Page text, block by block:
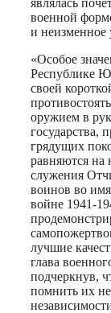
военной
и неизменное
«Особое
Республике
своей
оружием в
государства,
грядущих
равняются
служения
воинов во
войне 1941-
лучшие
глава
подчеркнув,
помнить их